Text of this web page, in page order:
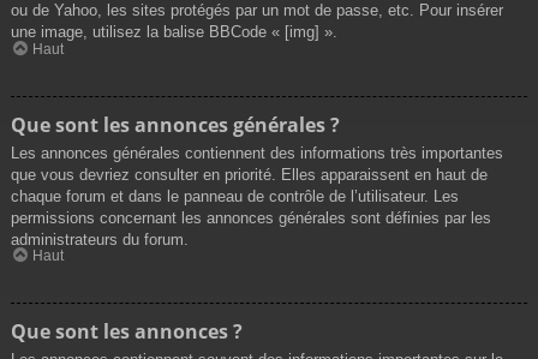
ou de Yahoo, les sites protégés par un mot de passe, etc. Pour insérer
une image, utilisez la balise BBCode « [img] ».
Haut
Que sont les annonces générales ?
Les annonces générales contiennent des informations très importantes
que vous devriez consulter en priorité. Elles apparaissent en haut de
chaque forum et dans le panneau de contrôle de l’utilisateur. Les
permissions concernant les annonces générales sont définies par les
administrateurs du forum.
Haut
Que sont les annonces ?